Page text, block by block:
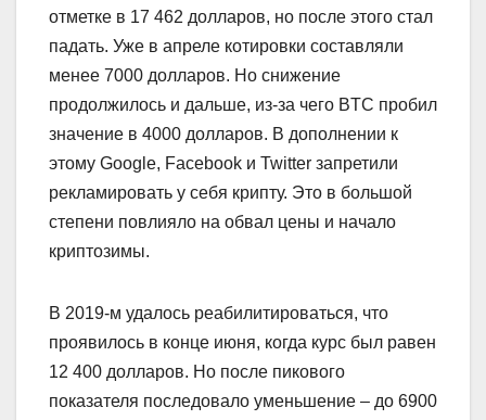
отметке в 17 462 долларов, но после этого стал
падать. Уже в апреле котировки составляли
менее 7000 долларов. Но снижение
продолжилось и дальше, из-за чего BTC пробил
значение в 4000 долларов. В дополнении к
этому Google, Facebook и Twitter запретили
рекламировать у себя крипту. Это в большой
степени повлияло на обвал цены и начало
криптозимы.
В 2019-м удалось реабилитироваться, что
проявилось в конце июня, когда курс был равен
12 400 долларов. Но после пикового
показателя последовало уменьшение – до 6900